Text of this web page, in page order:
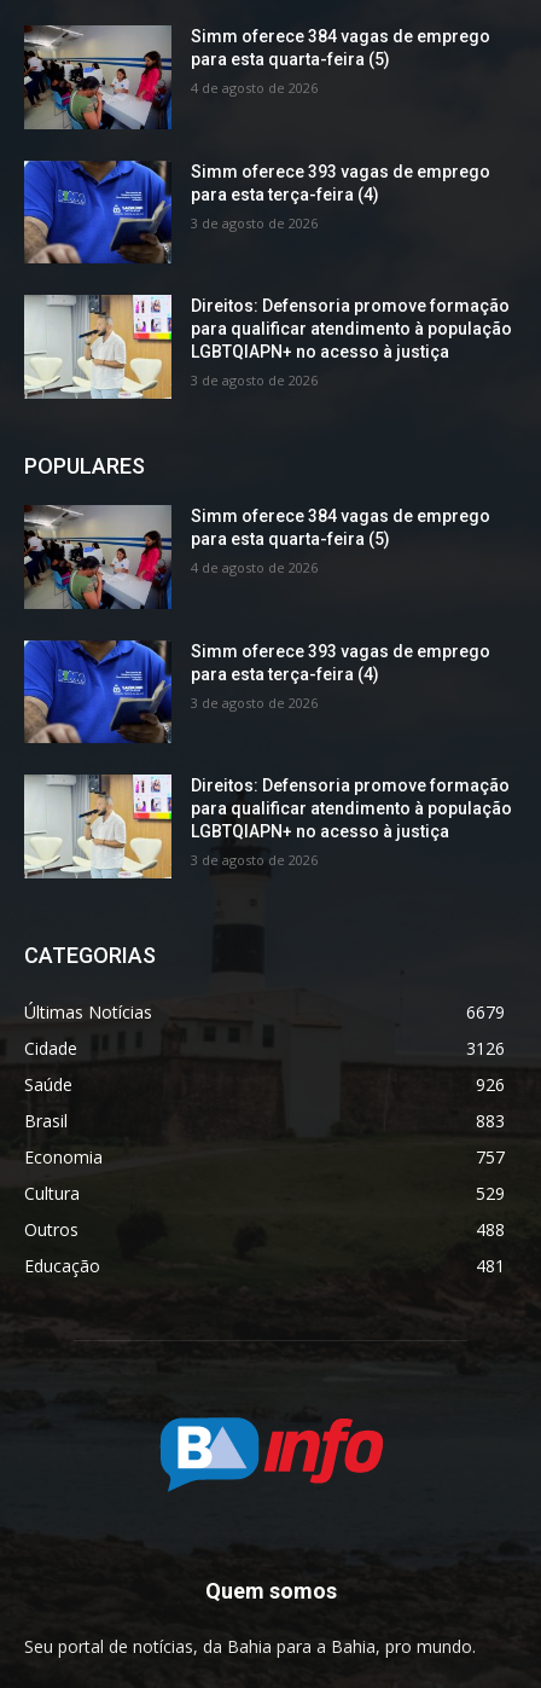
Simm oferece 384 vagas de emprego
para esta quarta-feira (5)
4 de agosto de 2026
Simm oferece 393 vagas de emprego
para esta terça-feira (4)
3 de agosto de 2026
Direitos: Defensoria promove formação
para qualificar atendimento à população
LGBTQIAPN+ no acesso à justiça
3 de agosto de 2026
POPULARES
Simm oferece 384 vagas de emprego
para esta quarta-feira (5)
4 de agosto de 2026
Simm oferece 393 vagas de emprego
para esta terça-feira (4)
3 de agosto de 2026
Direitos: Defensoria promove formação
para qualificar atendimento à população
LGBTQIAPN+ no acesso à justiça
3 de agosto de 2026
CATEGORIAS
Últimas Notícias
6679
Cidade
3126
Saúde
926
Brasil
883
Economia
757
Cultura
529
Outros
488
Educação
481
Quem somos
Seu portal de notícias, da Bahia para a Bahia, pro mundo.